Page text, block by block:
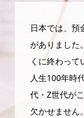
日本では、預
がありました
くに終わって
人生100年時
代・Z世代が
欠かせません。